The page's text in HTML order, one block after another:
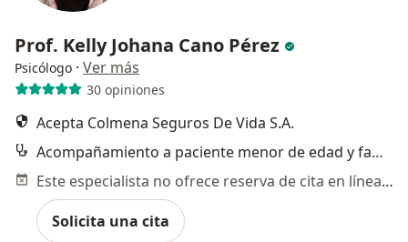
Prof. Kelly Johana Cano Pérez
Psicólogo · Ver más
30 opiniones
Acepta Colmena Seguros De Vida S.A.
Acompañamiento a paciente menor de edad y familia con incongruencia de género
Este especialista no ofrece reserva de cita en línea en esta dirección.
Solicita una cita